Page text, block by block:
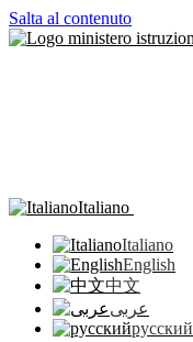
Salta al contenuto
Italiano
Italiano
English
中文
عربى
русский